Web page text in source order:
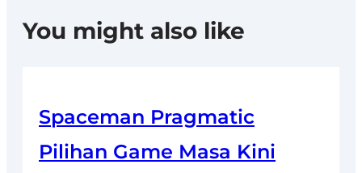
You might also like
Spaceman Pragmatic
Pilihan Game Masa Kini